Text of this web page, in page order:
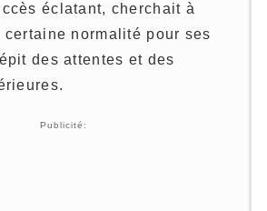
éclatant, cherchait à
certaine normalité pour ses
des attentes et des
Publicité: